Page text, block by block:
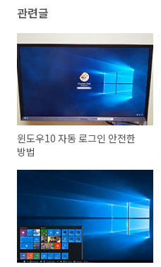
관련글
윈도우10 자동 로그인 안전한
방법